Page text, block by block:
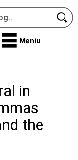
Meniu
in
the